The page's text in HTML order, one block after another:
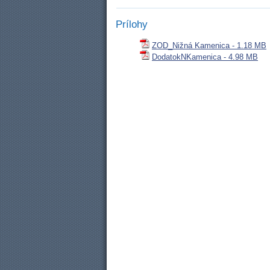
Prílohy
ZOD_Nižná Kamenica - 1.18 MB
DodatokNKamenica - 4.98 MB